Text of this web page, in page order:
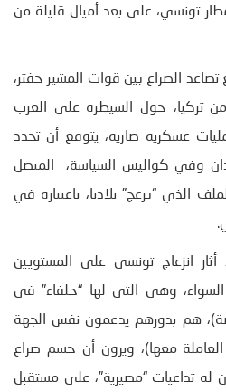
تونسي، على بعد أميال قليلة من
تصاعد الصراع بين قوات المشير حفتر،
تركيا، حول السيطرة على الغرب
عسكرية ضارية، يتوقع أن تحدد
وفي كواليس السياسة، المتصل
الذي “يزعج” بلادنا، باعتباره في
أثار انزعاج تونسي على المستويين
وهي التي لها “حلفاء” في
هم بدورهم يدعمون نفس الجهة
معها)، ويرون أن حسم صراع
له تداعيات “مصيرية”، على مستقبل